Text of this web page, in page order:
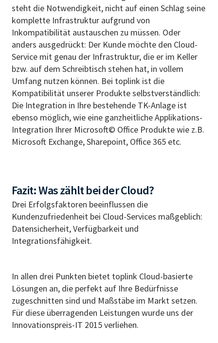
steht die Notwendigkeit, nicht auf einen Schlag seine
komplette Infrastruktur aufgrund von
Inkompatibilität austauschen zu müssen. Oder
anders ausgedrückt: Der Kunde möchte den Cloud-
Service mit genau der Infrastruktur, die er im Keller
bzw. auf dem Schreibtisch stehen hat, in vollem
Umfang nutzen können. Bei toplink ist die
Kompatibilität unserer Produkte selbstverständlich:
Die Integration in Ihre bestehende TK-Anlage ist
ebenso möglich, wie eine ganzheitliche Applikations-
Integration Ihrer Microsoft© Office Produkte wie z.B.
Microsoft Exchange, Sharepoint, Office 365 etc.
Fazit: Was zählt bei der Cloud?
Drei Erfolgsfaktoren beeinflussen die
Kundenzufriedenheit bei Cloud-Services maßgeblich:
Datensicherheit, Verfügbarkeit und
Integrationsfähigkeit.
In allen drei Punkten bietet toplink Cloud-basierte
Lösungen an, die perfekt auf Ihre Bedürfnisse
zugeschnitten sind und Maßstäbe im Markt setzen.
Für diese überragenden Leistungen wurde uns der
Innovationspreis-IT 2015 verliehen.